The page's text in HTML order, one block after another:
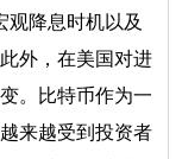
观降息时机以及
外，在美国对进
。比特币作为一
来越受到投资者